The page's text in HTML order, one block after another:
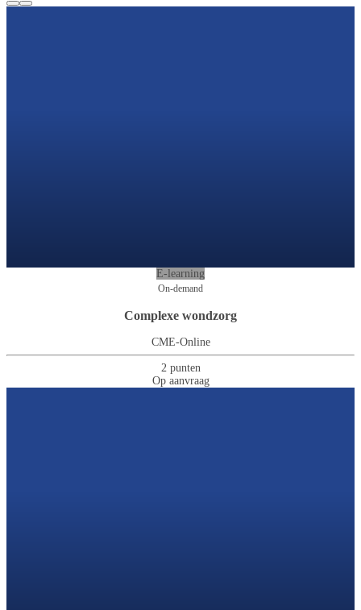
E-learning
On-demand
Complexe wondzorg
CME-Online
2 punten
Op aanvraag